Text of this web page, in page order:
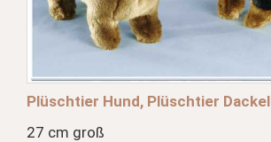
Plüschtier Hund, Plüschtier Dackel
27 cm groß